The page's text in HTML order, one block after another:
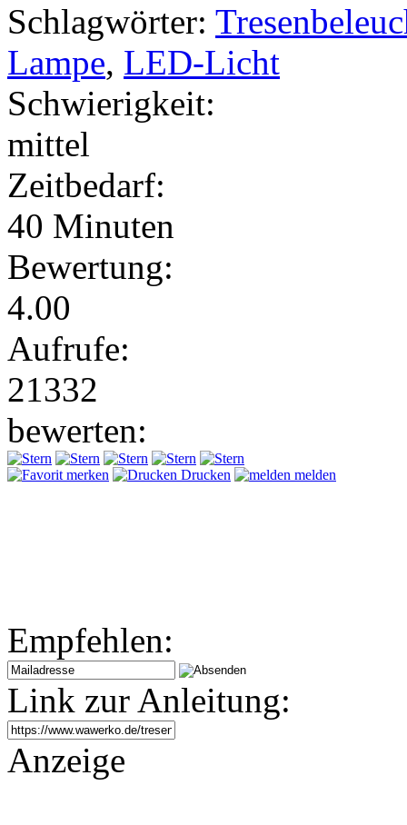
Schlagwörter:
Lampe, LED-Licht
Schwierigkeit:
mittel
Zeitbedarf:
40 Minuten
Bewertung:
4.00
Aufrufe:
21332
bewerten:
merken Drucken melden
Empfehlen:
Link zur Anleitung:
Anzeige